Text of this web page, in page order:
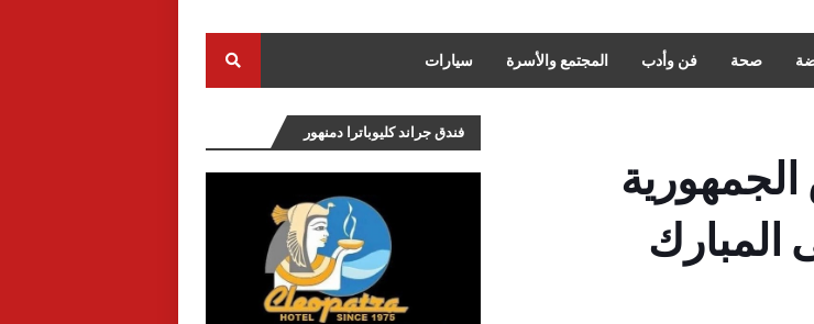
صحة فن وأدب المجتمع والأسرة سيارات
المبارك
فندق جراند كليوباترا دمنهور